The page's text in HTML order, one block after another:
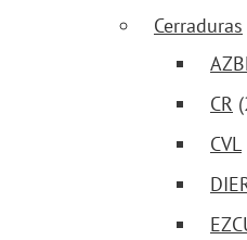
Cerraduras
CR
CVL